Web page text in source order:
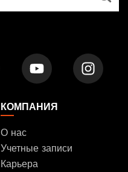
КОМПАНИЯ
О нас
Учетные записи
Карьера